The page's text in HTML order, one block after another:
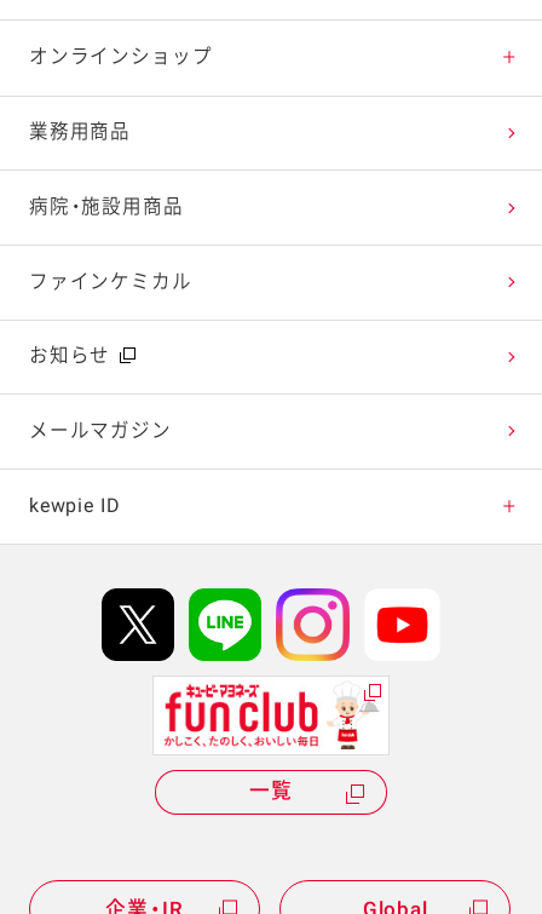
企業・IR Global
特集レシピ
レシピランキング
レシピ動画
今日のレシピギャラリー
販売終了商品一覧
マヨテラス（見学施設）
オープンキッチン（工場見学）
深谷テラス ヤサイな仲間たちファーム
おたのしみコンテンツ
広告ギャラリー
テレビ・ラジオ
キャンペーン・イベント
お客様相談室トップ
よくお寄せいただくご質問
お客様の声を活かしました
オンラインショップ
Qummy
キユーピーウエルネス
業務用商品
病院・施設用商品
ファインケミカル
お知らせ
メールマガジン
kewpie ID
Hi! kewpieについて
Qummyについて
一覧